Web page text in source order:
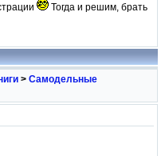
Тогда и решим, брать
> Самодельные